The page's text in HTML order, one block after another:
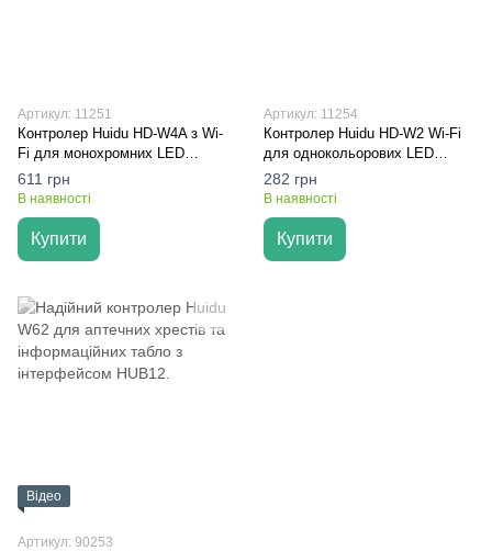
Артикул: 11251
Контролер Huidu HD-W4A з Wi-
Fi для монохромних LED
екранів
611 грн
В наявності
Купити
Артикул: 11254
Контролер Huidu HD-W2 Wi-Fi
для однокольорових LED
табло
282 грн
В наявності
Купити
Відео
Артикул: 90253